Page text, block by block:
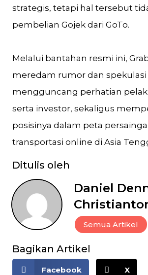
strategis, tetapi hal tersebut
pembelian Gojek dari GoTo.
Melalui bantahan resmi ini,
meredam rumor dan
mengguncang perhatian
serta investor, sekaligus
posisinya dalam peta
transportasi online di Asia
Ditulis oleh
Daniel
Semua Artikel
Bagikan Artikel
Facebook X